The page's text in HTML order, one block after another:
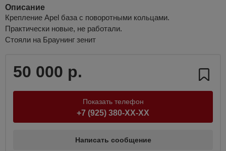
Описание
Крепление Apel база с поворотными кольцами.
Практически новые, не работали.
Стояли на Браунинг зенит
50 000 р.
Показать телефон
+7 (925) 380-XX-XX
Написать сообщение